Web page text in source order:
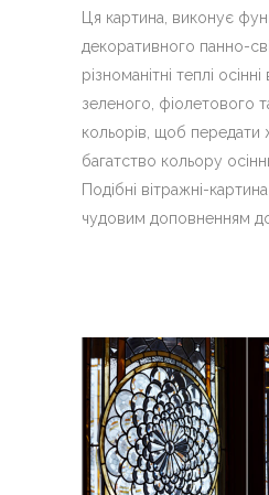
Ця картина, виконує
декоративного панно-
різноманітні теплі
зеленого, фіолетового
кольорів, щоб передати
багатство кольору
Подібні вітражні-
чудовим доповненням